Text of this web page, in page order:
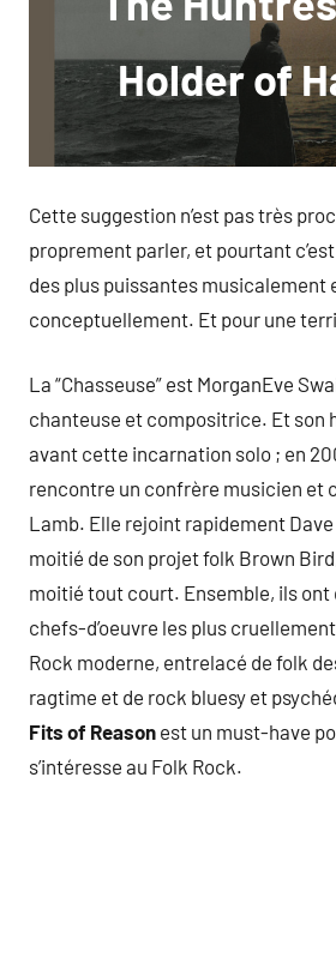
Holder of
Cette suggestion n’est pas très
proprement parler, et pourtant c’est
des plus puissantes musicalement
conceptuellement. Et pour une
La “Chasseuse” est MorganEve
chanteuse et compositrice. Et son
avant cette incarnation solo ; en
rencontre un confrère musicien et
Lamb. Elle rejoint rapidement
moitié de son projet folk Brown
moitié tout court. Ensemble, ils ont
chefs-d’oeuvre les plus
Rock moderne, entrelacé de folk
ragtime et de rock bluesy et
Fits of Reason est un must-have
s’intéresse au Folk Rock.